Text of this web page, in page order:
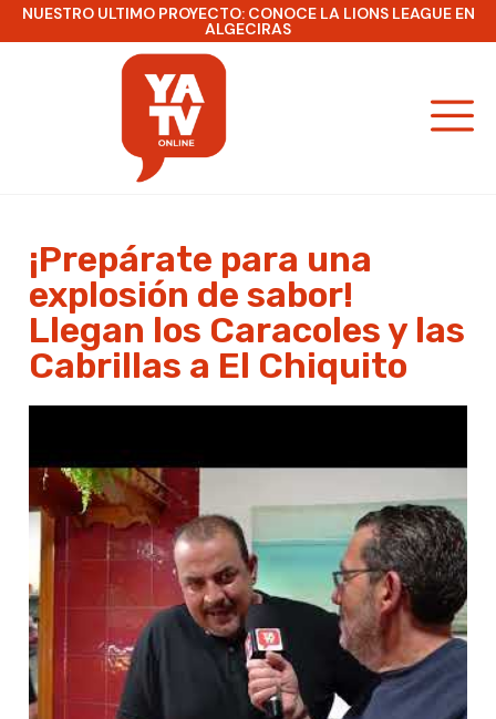
NUESTRO ULTIMO PROYECTO: CONOCE LA LIONS LEAGUE EN
ALGECIRAS
¡Prepárate para una
explosión de sabor!
Llegan los Caracoles y las
Cabrillas a El Chiquito